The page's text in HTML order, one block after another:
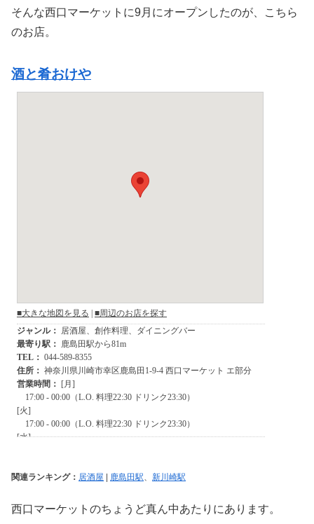
そんな西口マーケットに9月にオープンしたのが、こちら
のお店。
酒と肴おけや
関連ランキング： 居酒屋 | 鹿島田駅 新川崎駅
西口マーケットのちょうど真ん中あたりにあります。